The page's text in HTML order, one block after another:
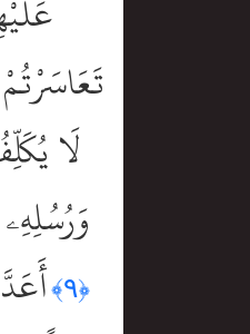
لَا
﴿٩﴾